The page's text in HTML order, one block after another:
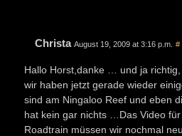
Christa August 19, 2009 at 3:16 p.m. #
Hallo Horst,danke … und ja
wir haben jetzt gerade wieder
sind am Ningaloo Reef und eben
hat kein gar nichts …Das Video
Roadtrain müssen wir nochmal